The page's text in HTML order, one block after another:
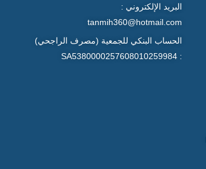
البريد الإلكتروني :
tanmih360@hotmail.com
الحساب البنكي للجمعية (مصرف الراجحي)
: SA5380000257608010259984